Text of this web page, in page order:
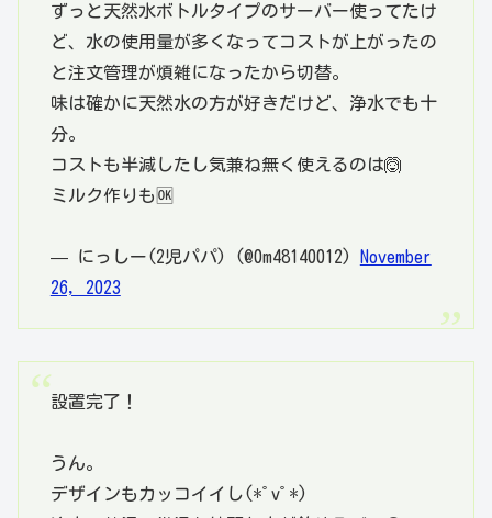
ずっと天然水ボトルタイプのサーバー使ってたけ
ど、水の使用量が多くなってコストが上がったの
と注文管理が煩雑になったから切替。
味は確かに天然水の方が好きだけど、浄水でも十
分。
コストも半減したし気兼ね無く使えるのは🙆
ミルク作りも🆗
— にっしー(2児パパ) (@0m48140012)
November
26, 2023
設置完了！
うん。
デザインもカッコイイし(*ﾟvﾟ*)